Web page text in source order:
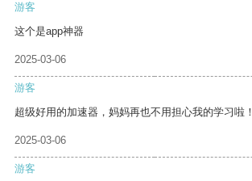
游客
这个是app神器
2025-03-06
游客
超级好用的加速器，妈妈再也不用担心我的学习啦！
2025-03-06
游客